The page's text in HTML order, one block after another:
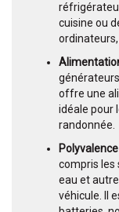
cuisine ou
ordinateurs,
offre une
idéale pour
randonnée.
Polyvalence
compris les
eau et
véhicule. Il